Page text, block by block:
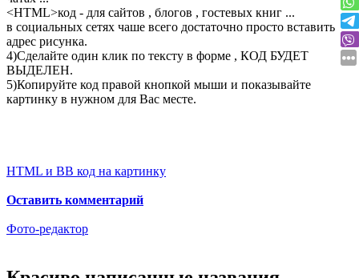
<HTML>код - для сайтов , блогов , гостевых книг ...
в социальных сетях чаше всего достаточно просто вставить
адрес рисунка.
4)Сделайте один клик по тексту в форме , КОД БУДЕТ
ВЫДЕЛЕН.
5)Копируйте код правой кнопкой мыши и показывайте
картинку в нужном для Вас месте.
HTML и BB код на картинку
Оставить комментарий
Фото-редактор